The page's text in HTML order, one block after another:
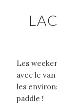
Les
avec le
les
paddle !